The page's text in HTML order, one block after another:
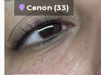
Cenon (33)